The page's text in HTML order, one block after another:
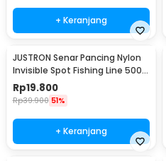
+ Keranjang
JUSTRON Senar Pancing Nylon
Invisible Spot Fishing Line 500M
4.0 - MR-500M
Rp19.800
Rp39.900 51%
+ Keranjang